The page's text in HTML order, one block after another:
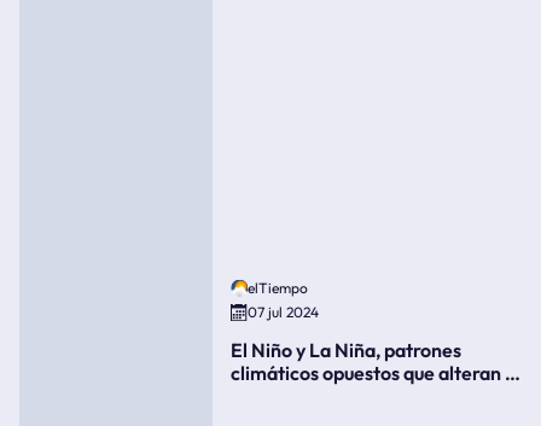
elTiempo
07 jul 2024
El Niño y La Niña, patrones
climáticos opuestos que alteran la